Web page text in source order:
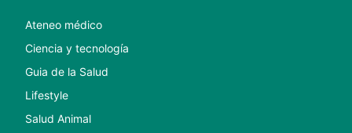
Ateneo médico
Ciencia y tecnología
Guia de la Salud
Lifestyle
Salud Animal